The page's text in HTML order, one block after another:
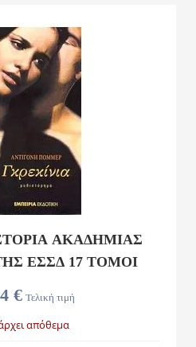
€ Τελική τιμή
ΑΚΑΔΗΜΙΑΣ
ΕΣΣΔ 17 ΤΟΜΟΙ
απόθεμα